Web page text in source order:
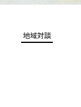
地域対談